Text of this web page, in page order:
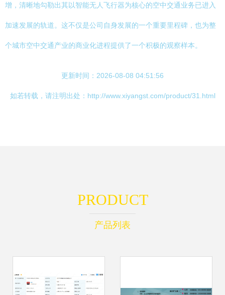
增，清晰地勾勒出其以智能无人飞行器为核心的空中交通业务已进入
加速发展的轨道。这不仅是公司自身发展的一个重要里程碑，也为整
个城市空中交通产业的商业化进程提供了一个积极的观察样本。
更新时间：2026-08-08 04:51:56
如若转载，请注明出处：http://www.xiyangst.com/product/31.html
PRODUCT
产品列表